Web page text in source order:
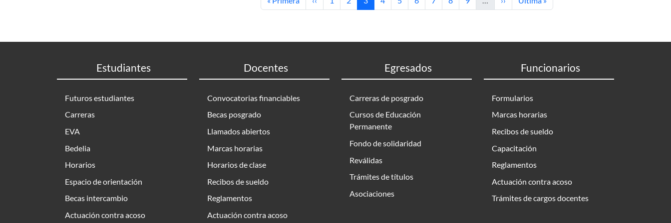
Estudiantes
Futuros estudiantes
Carreras
EVA
Bedelia
Horarios
Espacio de orientación
Becas intercambio
Actuación contra acoso
Docentes
Convocatorias financiables
Becas posgrado
Llamados abiertos
Marcas horarias
Horarios de clase
Recibos de sueldo
Reglamentos
Actuación contra acoso
Egresados
Carreras de posgrado
Cursos de Educación
Permanente
Fondo de solidaridad
Reválidas
Trámites de títulos
Asociaciones
Funcionarios
Formularios
Marcas horarias
Recibos de sueldo
Capacitación
Reglamentos
Actuación contra acoso
Trámites de cargos docentes